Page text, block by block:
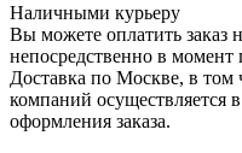
Наличными курьеру
Вы можете оплатить заказ
непосредственно в момент
Доставка по Москве, в том
компаний осуществляется
оформления заказа.